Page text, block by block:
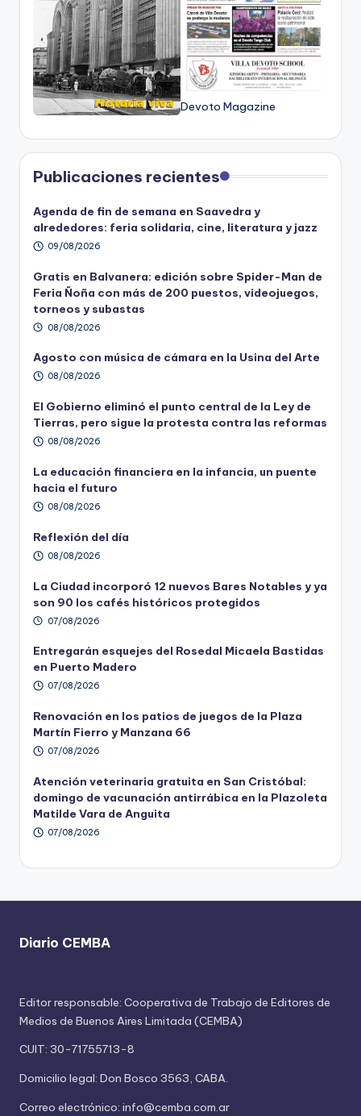
Devoto Magazine
Publicaciones recientes
Agenda de fin de semana en Saavedra y
alrededores: feria solidaria, cine, literatura y jazz
09/08/2026
Gratis en Balvanera: edición sobre Spider-Man de
Feria Ñoña con más de 200 puestos, videojuegos,
torneos y subastas
08/08/2026
Agosto con música de cámara en la Usina del Arte
08/08/2026
El Gobierno eliminó el punto central de la Ley de
Tierras, pero sigue la protesta contra las reformas
08/08/2026
La educación financiera en la infancia, un puente
hacia el futuro
08/08/2026
Reflexión del día
08/08/2026
La Ciudad incorporó 12 nuevos Bares Notables y ya
son 90 los cafés históricos protegidos
07/08/2026
Entregarán esquejes del Rosedal Micaela Bastidas
en Puerto Madero
07/08/2026
Renovación en los patios de juegos de la Plaza
Martín Fierro y Manzana 66
07/08/2026
Atención veterinaria gratuita en San Cristóbal:
domingo de vacunación antirrábica en la Plazoleta
Matilde Vara de Anguita
07/08/2026
Diario CEMBA
Editor responsable: Cooperativa de Trabajo de Editores de
Medios de Buenos Aires Limitada (CEMBA)
CUIT: 30-71755713-8
Domicilio legal: Don Bosco 3563, CABA.
Correo electrónico: info@cemba.com.ar